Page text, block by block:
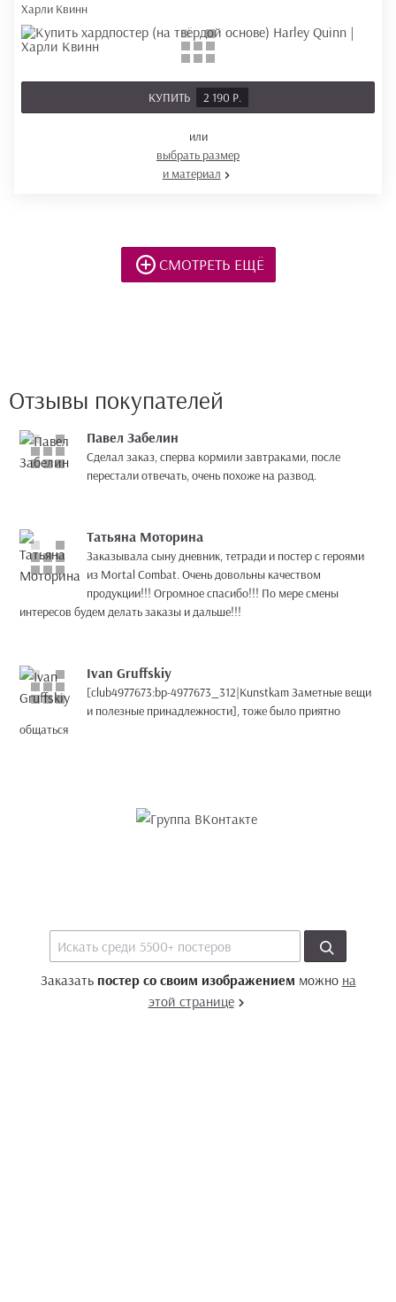
Харли Квинн
КУПИТЬ 2 190 Р.
или
выбрать размер
и материал
СМОТРЕТЬ ЕЩЁ
Отзывы покупателей
Павел Забелин
Сделал заказ, сперва кормили завтраками, после
перестали отвечать, очень похоже на развод.
Татьяна Моторина
Заказывала сыну дневник, тетради и постер с героями
из Mortal Combat. Очень довольны качеством
продукции!!! Огромное спасибо!!! По мере смены
интересов будем делать заказы и дальше!!!
Ivan Gruffskiy
[club4977673:bp-4977673_312|Kunstkam Заметные вещи
и полезные принадлежности], тоже было приятно
общаться
Заказать постер со своим изображением можно на
этой странице